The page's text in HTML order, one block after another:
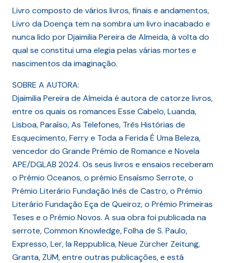
Livro composto de vários livros, finais e andamentos,
Livro da Doença tem na sombra um livro inacabado e
nunca lido por Djaimilia Pereira de Almeida, à volta do
qual se constitui uma elegia pelas várias mortes e
nascimentos da imaginação.
SOBRE A AUTORA:
Djaimilia Pereira de Almeida é autora de catorze livros,
entre os quais os romances Esse Cabelo, Luanda,
Lisboa, Paraíso, As Telefones, Três Histórias de
Esquecimento, Ferry e Toda a Ferida É Uma Beleza,
vencedor do Grande Prémio de Romance e Novela
APE/DGLAB 2024. Os seus livros e ensaios receberam
o Prémio Oceanos, o prémio Ensaísmo Serrote, o
Prémio Literário Fundação Inês de Castro, o Prémio
Literário Fundação Eça de Queiroz, o Prémio Primeiras
Teses e o Prémio Novos. A sua obra foi publicada na
serrote, Common Knowledge, Folha de S. Paulo,
Expresso, Ler, la Reppublica, Neue Zürcher Zeitung,
Granta, ZUM, entre outras publicações, e está